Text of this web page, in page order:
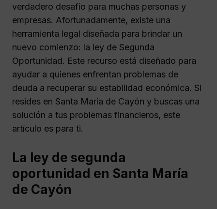
verdadero desafío para muchas personas y
empresas. Afortunadamente, existe una
herramienta legal diseñada para brindar un
nuevo comienzo: la ley de Segunda
Oportunidad. Este recurso está diseñado para
ayudar a quienes enfrentan problemas de
deuda a recuperar su estabilidad económica. Si
resides en Santa María de Cayón y buscas una
solución a tus problemas financieros, este
artículo es para ti.
La ley de segunda
oportunidad en Santa María
de Cayón